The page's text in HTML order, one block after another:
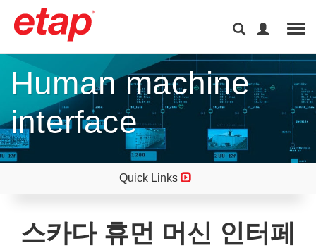
Human machine
interface
Quick Links
스카다 휴먼 머신 인터페